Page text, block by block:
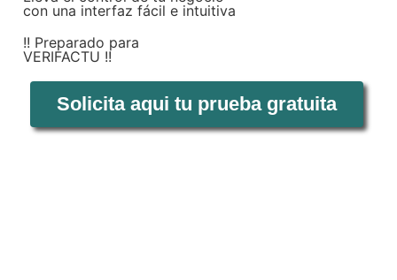
con una interfaz fácil e intuitiva
!! Preparado para
VERIFACTU !!
Solicita aqui tu prueba gratuita